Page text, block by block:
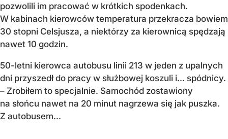
pozwolili im pracować w krótkich spodenkach.
W kabinach kierowców temperatura przekracza bowiem
30 stopni Celsjusza, a niektórzy za kierownicą spędzają
nawet 10 godzin.
50-letni kierowca autobusu linii 213 w jeden z upalnych
dni przyszedł do pracy w służbowej koszuli i... spódnicy.
– Zrobiłem to specjalnie. Samochód zostawiony
na słońcu nawet na 20 minut nagrzewa się jak puszka.
Z autobusem...